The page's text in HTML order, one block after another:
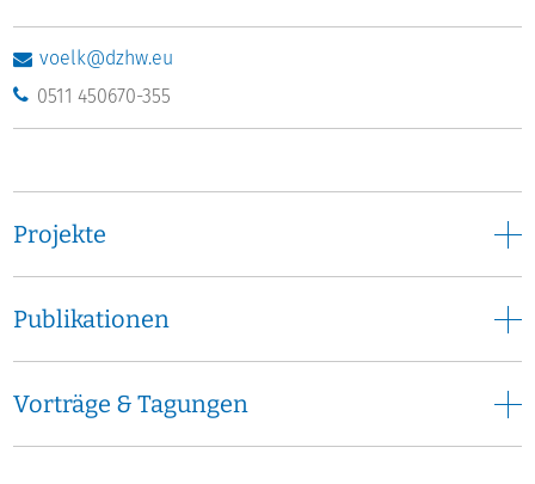
voelk@dzhw.eu
0511 450670-355
Projekte
Publikationen
Vorträge & Tagungen